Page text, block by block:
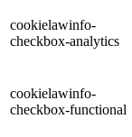
cookielawinfo-
checkbox-analytics
cookielawinfo-
checkbox-functional